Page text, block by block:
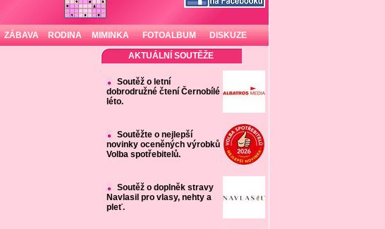
ZÁBAVA RODINA MIMINKA FOTOALBUM DISKUZE
AKTUÁLNÍ SOUTĚŽE
Soutěž o letní
dobrodružné čtení Černobílé
léto.
Soutěžte o nejlepší
novinky oceněných výrobků
Volba spotřebitelů.
Soutěž o doplněk stravy
Navlasil pro vlasy, nehty a
pleť.